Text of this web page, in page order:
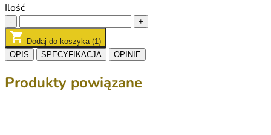
Ilość
- +
Dodaj do koszyka (1)
OPIS
SPECYFIKACJA OPINIE
Produkty powiązane